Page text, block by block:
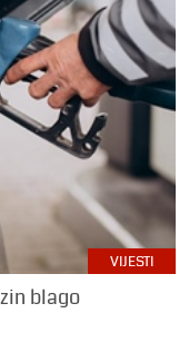
VIJESTI
blago